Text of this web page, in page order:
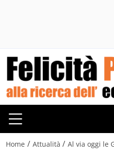
Home / Attualità / Al via oggi le